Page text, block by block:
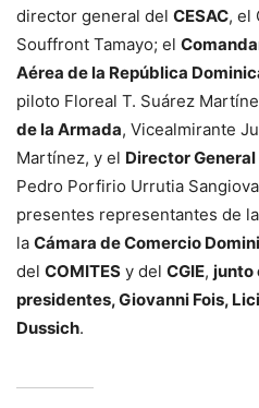
director general del CESAC, el
Souffront Tamayo; el
Aérea de la República
piloto Floreal T. Suárez
de la Armada, Vicealmirante
Martínez, y el Director
Pedro Porfirio Urrutia
presentes representantes de
la Cámara de Comercio
del COMITES y del CGIE, junto
presidentes, Giovanni Fois,
Dussich.